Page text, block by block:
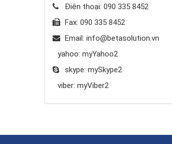
Điện thoại: 090 335 8452
Fax: 090 335 8452
Email: info@betasolution.vn
yahoo: myYahoo2
skype: mySkype2
viber: myViber2